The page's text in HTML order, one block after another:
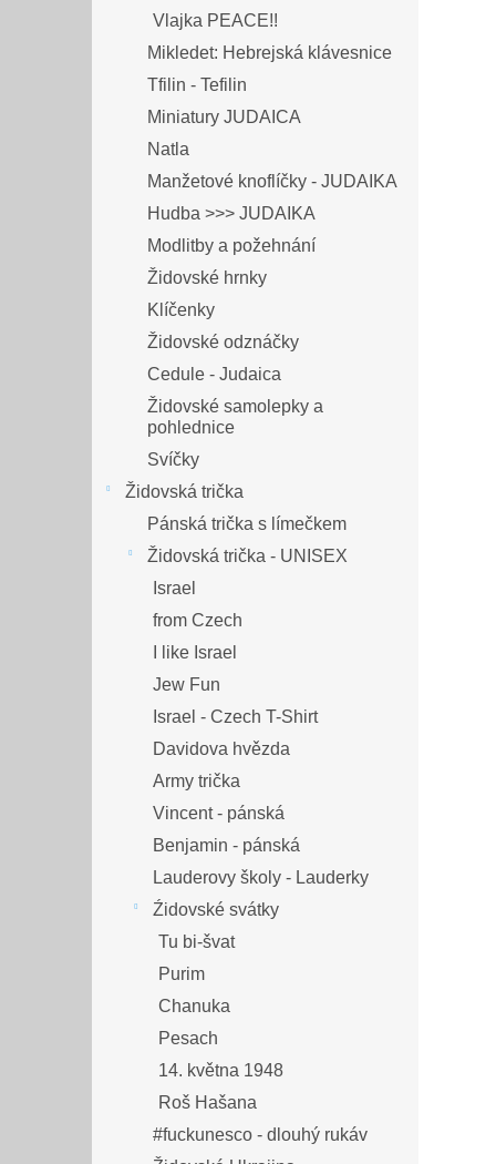
Vlajka PEACE!!
Mikledet: Hebrejská klávesnice
Tfilin - Tefilin
Miniatury JUDAICA
Natla
Manžetové knoflíčky - JUDAIKA
Hudba >>> JUDAIKA
Modlitby a požehnání
Židovské hrnky
Klíčenky
Židovské odznáčky
Cedule - Judaica
Židovské samolepky a
pohlednice
Svíčky
Židovská trička
Pánská trička s límečkem
Židovská trička - UNISEX
Israel
from Czech
I like Israel
Jew Fun
Israel - Czech T-Shirt
Davidova hvězda
Army trička
Vincent - pánská
Benjamin - pánská
Lauderovy školy - Lauderky
Źidovské svátky
Tu bi-švat
Purim
Chanuka
Pesach
14. května 1948
Roš Hašana
#fuckunesco - dlouhý rukáv